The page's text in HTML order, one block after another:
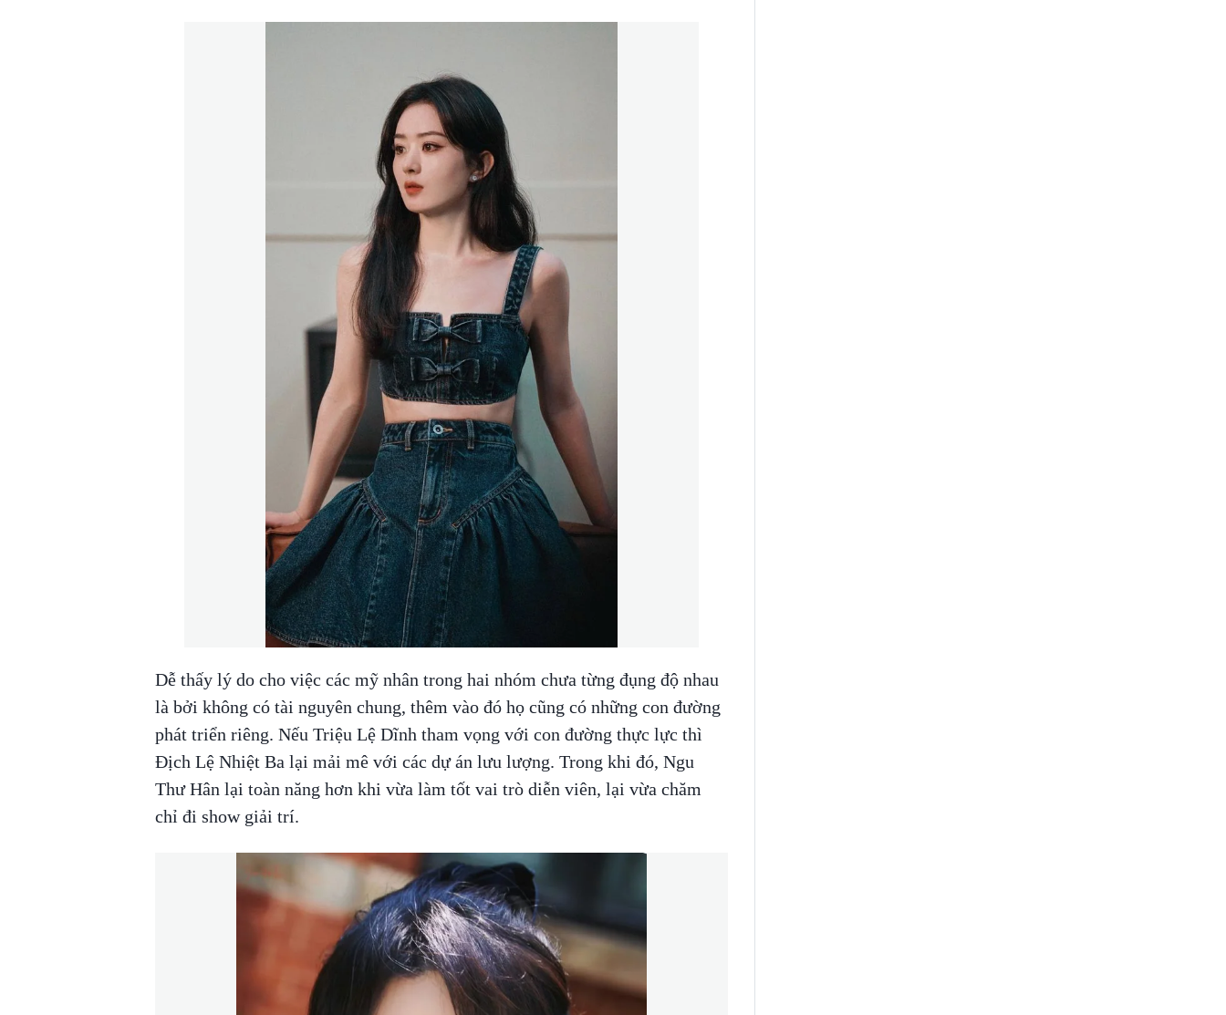
Dễ thấy lý do cho việc các mỹ nhân trong hai nhóm chưa từng đụng độ nhau
là bởi không có tài nguyên chung, thêm vào đó họ cũng có những con đường
phát triển riêng. Nếu Triệu Lệ Dĩnh tham vọng với con đường thực lực thì
Địch Lệ Nhiệt Ba lại mải mê với các dự án lưu lượng. Trong khi đó, Ngu
Thư Hân lại toàn năng hơn khi vừa làm tốt vai trò diễn viên, lại vừa chăm
chỉ đi show giải trí.